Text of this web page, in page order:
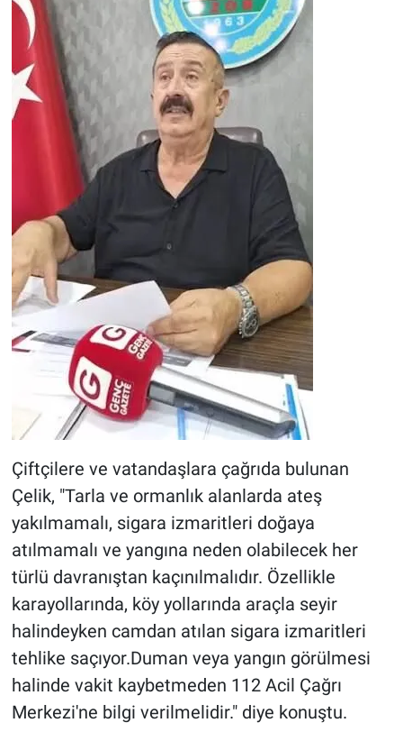
Çiftçilere ve vatandaşlara çağrıda bulunan
Çelik, "Tarla ve ormanlık alanlarda ateş
yakılmamalı, sigara izmaritleri doğaya
atılmamalı ve yangına neden olabilecek her
türlü davranıştan kaçınılmalıdır. Özellikle
karayollarında, köy yollarında araçla seyir
halindeyken camdan atılan sigara izmaritleri
tehlike saçıyor.Duman veya yangın görülmesi
halinde vakit kaybetmeden 112 Acil Çağrı
Merkezi'ne bilgi verilmelidir." diye konuştu.